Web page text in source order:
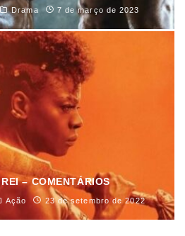
Drama 7 de março de 2023
– COMENTÁRIOS
Ação 23 de setembro de 2022